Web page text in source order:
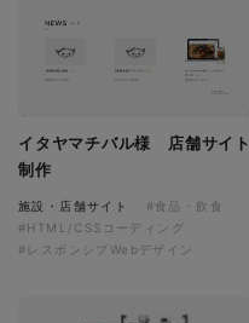
イタヤマチバル様 店舗サイト
制作
施設・店舗サイト
#食品・飲食
#HTML/CSSコーディング
#レスポンシブWebデザイン